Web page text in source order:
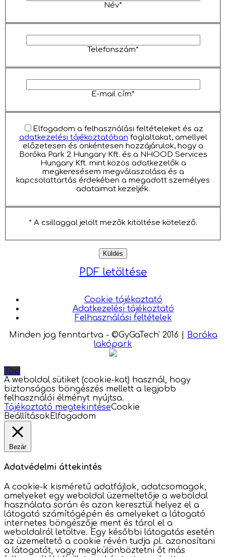
Név*
Telefonszám*
E-mail cím*
Elfogadom a felhasználási feltételeket és az
adatkezelési tájékoztatóban foglaltakat, amellyel
előzetesen és önkéntesen hozzájárulok, hogy a
Boróka Park 2 Hungary Kft. és a NHOOD Services
Hungary Kft. mint közös adatkezelők a
megkeresésem megválaszolása és a
kapcsolattartás érdekében a megadott személyes
adataimat kezeljék.
* A csillaggal jelölt mezők kitöltése kötelező.
PDF letöltése
Cookie tájékoztató
Adatkezelési tájékoztató
Felhasználási feltételek
Minden jog fenntartva - ©GyGaTech' 2016
Boróka
lakópark
Top
A weboldal sütiket (cookie-kat) használ, hogy
biztonságos böngészés mellett a legjobb
felhasználói élményt nyújtsa.
Tájékoztató megtekintéseCookie
Beállítások Elfogadom
Bezár
Adatvédelmi áttekintés
A cookie-k kisméretű adatfájlok, adatcsomagok,
amelyeket egy weboldal üzemeltetője a weboldal
használata során és azon keresztül helyez el a
látogató számítógépén és amelyeket a látogató
internetes böngészője ment és tárol el a
weboldalról letöltve. Egy későbbi látogatás esetén
az üzemeltető a cookie révén tudja pl. azonosítani
a látogatót, vagy megkülönböztetni őt más